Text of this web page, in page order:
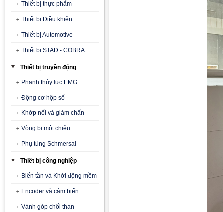
Thiết bị thực phẩm
Thiết bị Điều khiển
Thiết bị Automotive
Thiết bị STAD - COBRA
Thiết bị truyền động
Phanh thủy lực EMG
Động cơ hộp số
Khớp nối và giảm chấn
Vòng bi một chiều
Phụ tùng Schmersal
Thiết bị công nghiệp
Biến tần và Khởi động mềm
Encoder và cảm biến
Vành góp chổi than